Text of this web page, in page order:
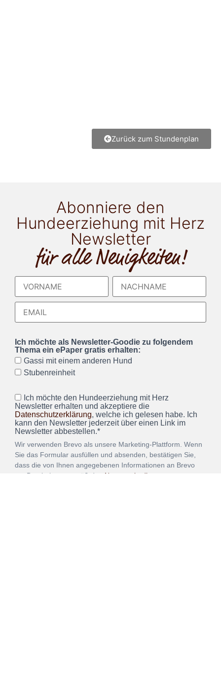
Zurück zum Stundenplan
Abonniere den
Hundeerziehung mit Herz
Newsletter
für alle Neuigkeiten!
Ich möchte als Newsletter-Goodie zu folgendem
Thema ein ePaper gratis erhalten:
Gassi mit einem anderen Hund
Stubenreinheit
Ich möchte den Hundeerziehung mit Herz
Newsletter erhalten und akzeptiere die
Datenschutzerklärung, welche ich gelesen habe. Ich
kann den Newsletter jederzeit über einen Link im
Newsletter abbestellen.*
Wir verwenden Brevo als unsere Marketing-Plattform. Wenn
Sie das Formular ausfüllen und absenden, bestätigen Sie,
dass die von Ihnen angegebenen Informationen an Brevo
zur Bearbeitung gemäß den Nutzungsbedingungen